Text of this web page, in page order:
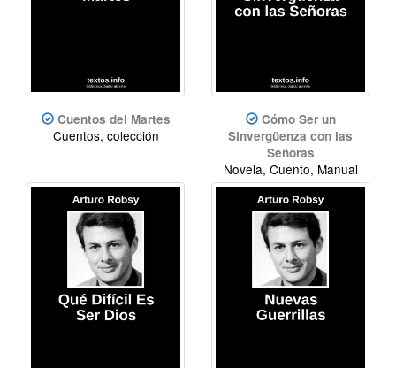
Cuentos del Martes
Cuentos, colección
Cómo Ser un
Sinvergüenza con las
Señoras
Novela, Cuento, Manual